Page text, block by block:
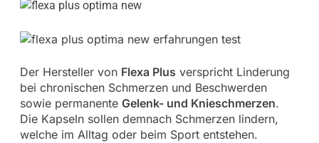
Der Hersteller von Flexa Plus verspricht Linderung
bei chronischen Schmerzen und Beschwerden
sowie permanente Gelenk- und Knieschmerzen.
Die Kapseln sollen demnach Schmerzen lindern,
welche im Alltag oder beim Sport entstehen.